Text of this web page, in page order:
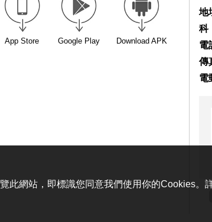
App Store Google Play Download APK
地
科
電
傳
電
此網站，即標識您同意我們使用你的Cookies。